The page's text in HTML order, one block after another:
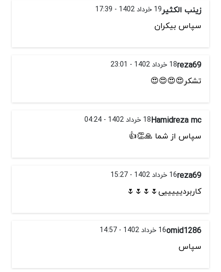
زینب الکثیر19 خرداد 1402 - 17:39
سپاس بیکران
reza6918 خرداد 1402 - 23:01
تشکر😍😍😍😍
Hamidreza mc18 خرداد 1402 - 04:24
سپاس از شما 🙏👏👍
reza6916 خرداد 1402 - 15:27
کاربردیییییی🌷🌷🌷🌷
omid128616 خرداد 1402 - 14:57
سپاس